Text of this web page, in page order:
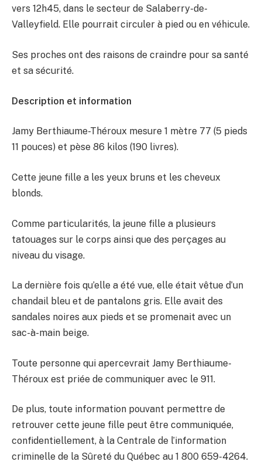
vers 12h45, dans le secteur de Salaberry-de-
Valleyfield. Elle pourrait circuler à pied ou en véhicule.
Ses proches ont des raisons de craindre pour sa santé
et sa sécurité.
Description et information
Jamy Berthiaume-Théroux mesure 1 mètre 77 (5 pieds
11 pouces) et pèse 86 kilos (190 livres).
Cette jeune fille a les yeux bruns et les cheveux
blonds.
Comme particularités, la jeune fille a plusieurs
tatouages sur le corps ainsi que des perçages au
niveau du visage.
La dernière fois qu’elle a été vue, elle était vêtue d’un
chandail bleu et de pantalons gris. Elle avait des
sandales noires aux pieds et se promenait avec un
sac-à-main beige.
Toute personne qui apercevrait Jamy Berthiaume-
Théroux est priée de communiquer avec le 911.
De plus, toute information pouvant permettre de
retrouver cette jeune fille peut être communiquée,
confidentiellement, à la Centrale de l’information
criminelle de la Sûreté du Québec au 1 800 659-4264.